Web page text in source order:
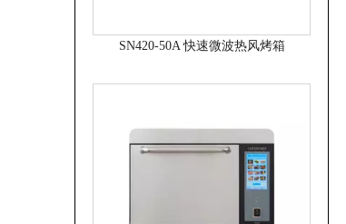
SN420-30A 快速微波热风烤箱